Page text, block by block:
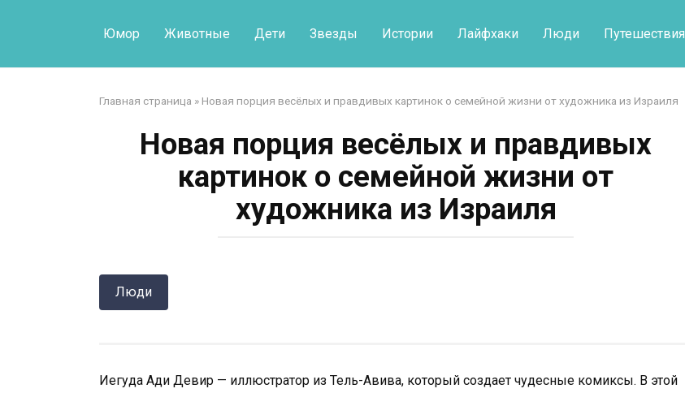
Юмор Животные Дети Звезды Истории Лайфхаки Люди Путешествия
Главная страница » Новая порция весёлых и правдивых картинок о семейной жизни от художника из Израиля
Новая порция весёлых и правдивых
картинок о семейной жизни от
художника из Израиля
Люди
Иегуда Ади Девир — иллюстратор из Тель-Авива, который создает чудесные комиксы. В этой